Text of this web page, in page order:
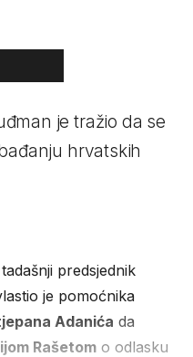
je tražio da se
hrvatskih
predsjednik
je pomoćnika
Adanića da
Rašetom o odlasku